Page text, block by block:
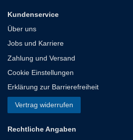
Kundenservice
Über uns
Jobs und Karriere
Zahlung und Versand
Cookie Einstellungen
Erklärung zur Barrierefreiheit
Vertrag widerrufen
Rechtliche Angaben